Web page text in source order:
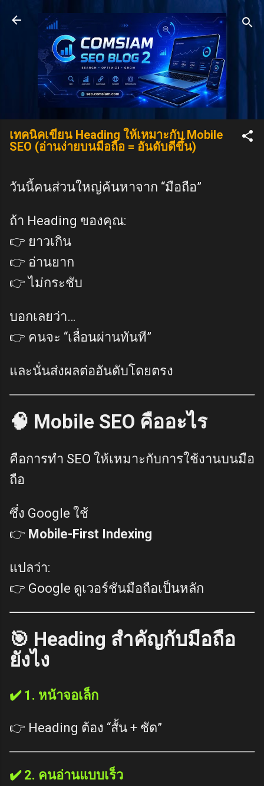
Skip to main content
เทคนิคเขียน Heading ให้เหมาะกับ Mobile
SEO (อ่านง่ายบนมือถือ = อันดับดีขึ้น)
วันนี้คนส่วนใหญ่ค้นหาจาก “มือถือ”
ถ้า Heading ของคุณ:
👉 ยาวเกิน
👉 อ่านยาก
👉 ไม่กระชับ
บอกเลยว่า…
👉 คนจะ “เลื่อนผ่านทันที”
และนั่นส่งผลต่ออันดับโดยตรง
🧠 Mobile SEO คืออะไร
คือการทำ SEO ให้เหมาะกับการใช้งานบนมือ
ถือ
ซึ่ง Google ใช้
👉 Mobile-First Indexing
แปลว่า:
👉 Google ดูเวอร์ชันมือถือเป็นหลัก
🎯 Heading สำคัญกับมือถือ
ยังไง
✔️ 1. หน้าจอเล็ก
👉 Heading ต้อง “สั้น + ชัด”
✔️ 2. คนอ่านแบบเร็ว